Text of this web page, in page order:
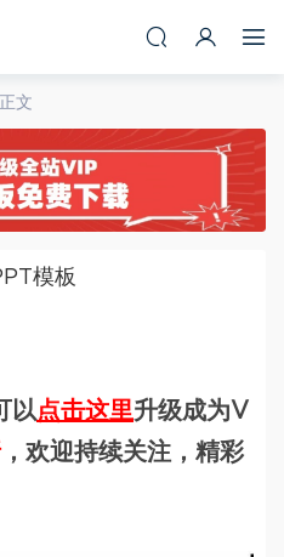
正文
模板
以点击这里升级成为V
，欢迎持续关注，精彩